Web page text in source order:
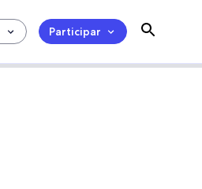
Participar